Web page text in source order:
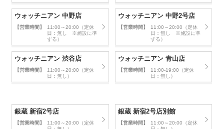
ウォッチニアン 中野店
【営業時間】
11:00～20:00（定休
日：無し ※施設に準
ずる）
ウォッチニアン 中野2号店
【営業時間】
11:00～20:00（定休
日：無し ※施設に準
ずる）
ウォッチニアン 渋谷店
【営業時間】
11:00～20:00（定休
日：無し）
ウォッチニアン 青山店
【営業時間】
11:00-19:00（定休
日：無し）
銀蔵 新宿2号店
【営業時間】
11:00～20:00（定休
銀蔵 新宿2号店別館
【営業時間】
11:00～20:00（定休